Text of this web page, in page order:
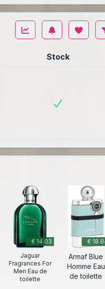
Stock
€ 14.03
Jaguar
Fragrances For
Men Eau de
toilette
€
Armaf Blue
Homme Eau
de toilette